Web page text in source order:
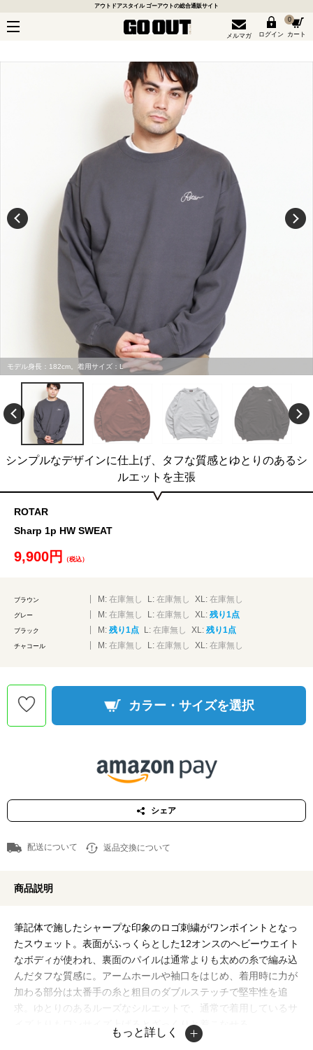
アウトドアスタイル ゴーアウトの総合通販サイト
メルマガ ログイン
0
カート
モデル身長：182cm。着用サイズ：L
シンプルなデザインに仕上げ、タフな質感とゆとりのあるシ
ルエットを主張
ROTAR
Sharp 1p HW SWEAT
9,900円 （税込）
ブラウン M: 在庫無し L: 在庫無し XL: 在庫無し
グレー M: 在庫無し L: 在庫無し XL: 残り1点
ブラック M: 残り1点 L: 在庫無し XL: 残り1点
チャコール M: 在庫無し L: 在庫無し XL: 在庫無し
カラー・サイズを選択
シェア
配送について 返品交換について
商品説明
筆記体で施したシャープな印象のロゴ刺繍がワンポイントとなっ
たスウェット。表面がふっくらとした12オンスのヘビーウエイト
なボディが使われ、裏面のパイルは通常よりも太めの糸で編み込
んだタフな質感に。アームホールや袖口をはじめ、着用時に力が
加わる部分は太番手の糸と粗目のダブルステッチで堅牢性を追
求。ゆとりのあるルーズなシルエットで、通常で着用しているサ
イズよりもワンサイズ上げるとざっくりと着こなせる。
掲載商品は出来るだけ現物と同じになるよう撮影しております
もっと詳しく